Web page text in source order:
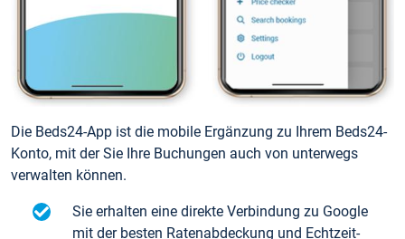
Die Beds24-App ist die mobile Ergänzung zu Ihrem Beds24-
Konto, mit der Sie Ihre Buchungen auch von unterwegs
verwalten können.
Sie erhalten eine direkte Verbindung zu Google
mit der besten Ratenabdeckung und Echtzeit-